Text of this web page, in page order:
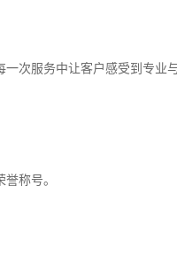
次服务中让客户感受到专业与
称号。